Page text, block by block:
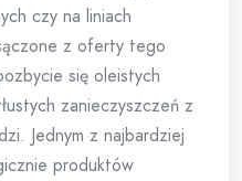
czy na liniach
z oferty tego
się oleistych
zanieczyszczeń z
Jednym z najbardziej
produktów